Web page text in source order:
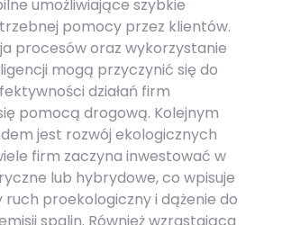
umożliwiające szybkie
pomocy przez klientów.
procesów oraz wykorzystanie
mogą przyczynić się do
działań firm
pomocą drogową. Kolejnym
jest rozwój ekologicznych
firm zaczyna inwestować w
lub hybrydowe, co wpisuje
ruch proekologiczny i dążenie do